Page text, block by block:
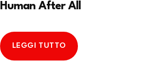
Human After All
LEGGI TUTTO